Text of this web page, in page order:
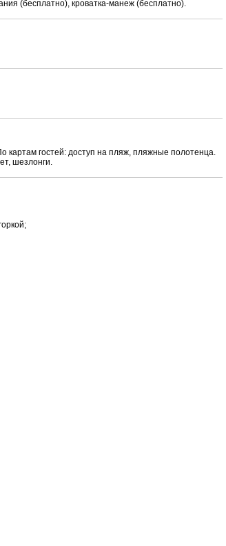
(бесплатно), кроватка-манеж (бесплатно).
картам гостей: доступ на пляж, пляжные полотенца.
шезлонги.